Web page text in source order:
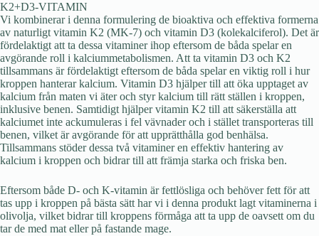
K2+D3-VITAMIN
Vi kombinerar i denna formulering de bioaktiva och effektiva formerna
av naturligt vitamin K2 (MK-7) och vitamin D3 (kolekalciferol). Det är
fördelaktigt att ta dessa vitaminer ihop eftersom de båda spelar en
avgörande roll i kalciummetabolismen. Att ta vitamin D3 och K2
tillsammans är fördelaktigt eftersom de båda spelar en viktig roll i hur
kroppen hanterar kalcium. Vitamin D3 hjälper till att öka upptaget av
kalcium från maten vi äter och styr kalcium till rätt ställen i kroppen,
inklusive benen. Samtidigt hjälper vitamin K2 till att säkerställa att
kalciumet inte ackumuleras i fel vävnader och i stället transporteras till
benen, vilket är avgörande för att upprätthålla god benhälsa.
Tillsammans stöder dessa två vitaminer en effektiv hantering av
kalcium i kroppen och bidrar till att främja starka och friska ben.
Eftersom både D- och K-vitamin är fettlösliga och behöver fett för att
tas upp i kroppen på bästa sätt har vi i denna produkt lagt vitaminerna i
olivolja, vilket bidrar till kroppens förmåga att ta upp de oavsett om du
tar de med mat eller på fastande mage.